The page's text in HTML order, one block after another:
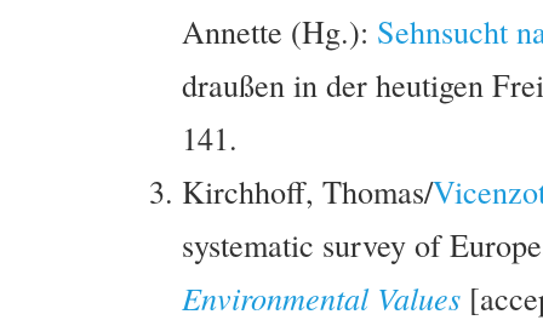
Annette (Hg.): Sehnsucht
draußen in der heutigen
141.
Kirchhoff, Thomas/
systematic survey of
Environmental Values